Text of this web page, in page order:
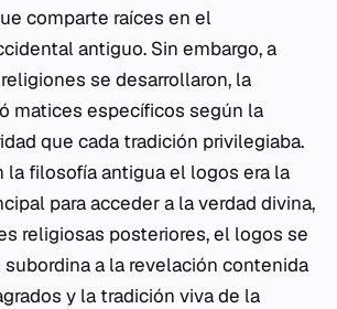
comparte raíces en el
antiguo. Sin embargo, a
se desarrollaron, la
matices específicos según la
que cada tradición privilegiaba.
la filosofía antigua el logos era la
para acceder a la verdad divina,
religiosas posteriores, el logos se
a la revelación contenida
y la tradición viva de la